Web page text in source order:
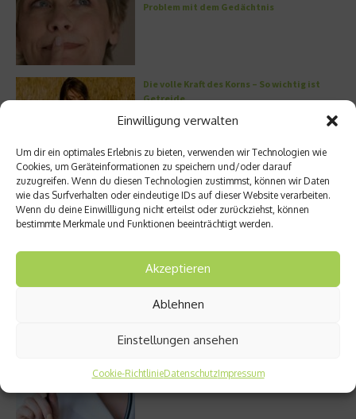
Einwilligung verwalten
Um dir ein optimales Erlebnis zu bieten, verwenden wir Technologien wie
Cookies, um Geräteinformationen zu speichern und/oder darauf
zuzugreifen. Wenn du diesen Technologien zustimmst, können wir Daten
wie das Surfverhalten oder eindeutige IDs auf dieser Website verarbeiten.
Wenn du deine Einwillligung nicht erteilst oder zurückziehst, können
bestimmte Merkmale und Funktionen beeinträchtigt werden.
Akzeptieren
Ablehnen
Einstellungen ansehen
Cookie-RichtlinieDatenschutzImpressum
Problem mit dem Gedächtnis
Die volle Kraft des Korns – So wichtig ist
Getreide
Entzündung der Nebenhöhlen: Symptome
und verschiedene Formen
Stuhlgang – wie oft ist eigentlich normal?
Ursachen und Hilfe